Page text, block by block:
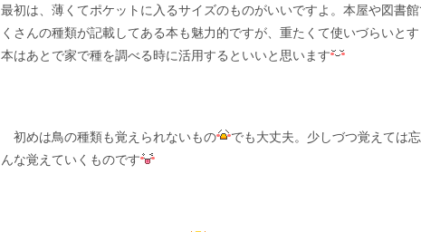
最初は、薄くてポケットに入るサイズのものがいいですよ。本屋や図書
くさんの種類が記載してある本も魅力的ですが、重たくて使いづらいと
本はあとで家で種を調べる時に活用するといいと思います
初めは鳥の種類も覚えられないもの
でも大丈夫。少しづつ覚えては
んな覚えていくものです